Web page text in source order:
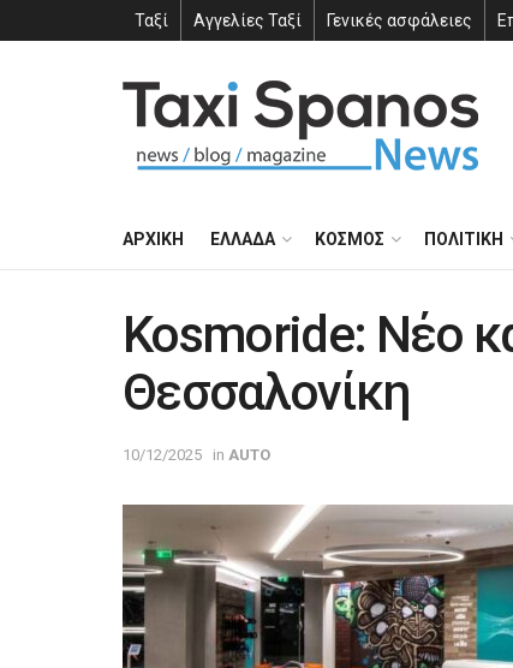
Ταξί Αγγελίες Ταξί Γενικές ασφάλειες
ΑΡΧΙΚΗ ΕΛΛΑΔΑ ΚΟΣΜΟΣ ΠΟΛΙΤΙΚΗ
Kosmoride: Νέο
Θεσσαλονίκη
10/12/2025 in AUTO